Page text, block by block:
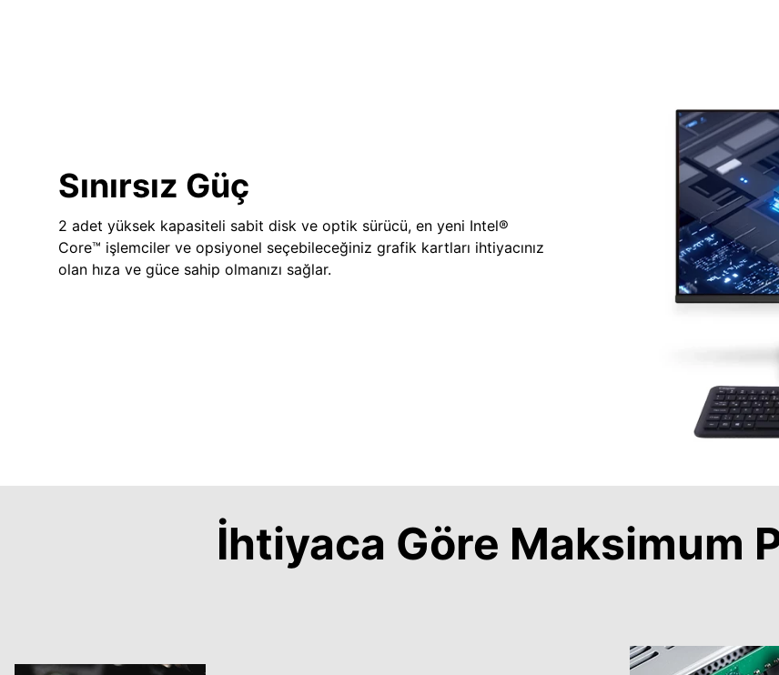
Sınırsız Güç
2 adet yüksek kapasiteli sabit disk ve optik sürücü, en yeni Intel®
Core™ işlemciler ve opsiyonel seçebileceğiniz grafik kartları ihtiyacınız
olan hıza ve güce sahip olmanızı sağlar.
İhtiyaca Göre Maksimum